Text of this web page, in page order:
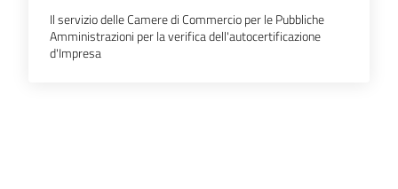
territorio
Il servizio delle Camere di Commercio per le Pubbliche
Amministrazioni per la verifica dell'autocertificazione
d'Impresa